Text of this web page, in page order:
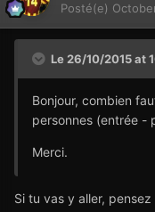
Posté(e)
Le 26/10/2015 at
Bonjour, combien
personnes (entrée -
Merci.
Si tu vas y aller,